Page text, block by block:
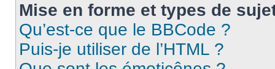
Mise en forme et types de
Qu’est-ce que le BBCode ?
Puis-je utiliser de l’HTML ?